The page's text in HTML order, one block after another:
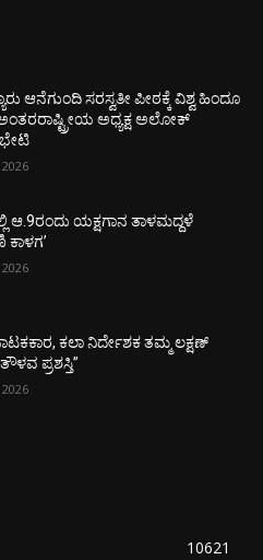
ಆನೆಗುಂದಿ ಸರಸ್ವತೀ ಪೀಠಕ್ಕೆ ವಿಶ್ವ ಹಿಂದೂ
ಅಧ್ಯಕ್ಷ ಅಲೋಕ್
ಆ.9ರಂದು ಯಕ್ಷಗಾನ ತಾಳಮದ್ದಳೆ
ಕಲಾ ನಿರ್ದೇಶಕ ತಮ್ಮ ಲಕ್ಷಣ್
ಪ್ರಶಸ್ತಿ”
10621